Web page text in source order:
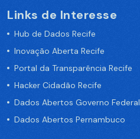
Links de Interesse
Hub de Dados Recife
Inovação Aberta Recife
Portal da Transparência Recife
Hacker Cidadão Recife
Dados Abertos Governo Federal
Dados Abertos Pernambuco